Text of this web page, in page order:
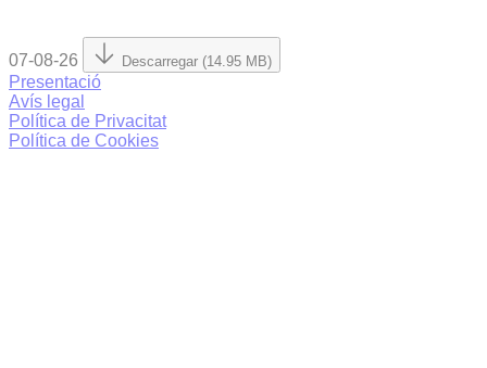
07-08-26 Descarregar (14.95 MB)
Presentació
Avís legal
Política de Privacitat
Política de Cookies